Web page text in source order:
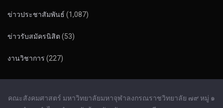
ข่าวประชาสัมพันธ์ (1,087)
ข่าวรับสมัครนิสิต (53)
งานวิชาการ (227)
คณะสังคมศาสตร์ มหาวิทยาลัยมหาจุฬาลงกรณราชวิทยาลัย ๗๙ หมู่ ๑